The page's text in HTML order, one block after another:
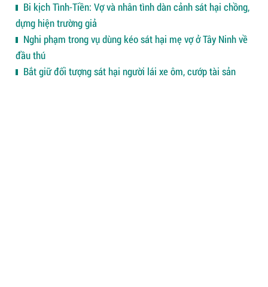
Bi kịch Tình-Tiền: Vợ và nhân tình dàn cảnh sát hại chồng,
dựng hiện trường giả
Nghi phạm trong vụ dùng kéo sát hại mẹ vợ ở Tây Ninh về
đầu thú
Bắt giữ đối tượng sát hại người lái xe ôm, cướp tài sản